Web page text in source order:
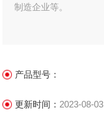
制造企业等。
产品型号：
更新时间： 2023-08-03